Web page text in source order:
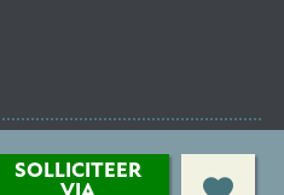
SOLLICITEER